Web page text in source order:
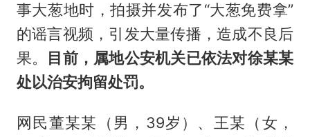
事大葱地时，拍摄并发布了“大葱免费拿”
的谣言视频，引发大量传播，造成不良后
果。
目前，属地公安机关已依法对徐某某
处以治安拘留处罚。
网民董某某（男，39岁）、王某（女，